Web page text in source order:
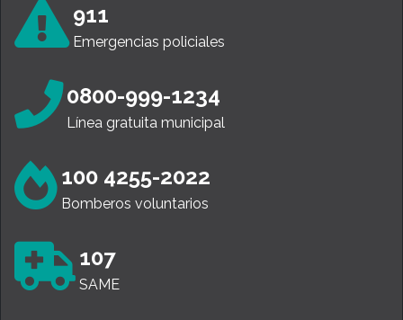
911
Emergencias policiales
0800-999-1234
Línea gratuita municipal
100 4255-2022
Bomberos voluntarios
107
SAME